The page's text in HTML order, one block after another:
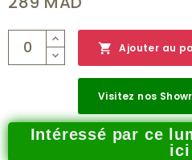
 Ajouter au
Visitez nos
Intéressé par ce
ici